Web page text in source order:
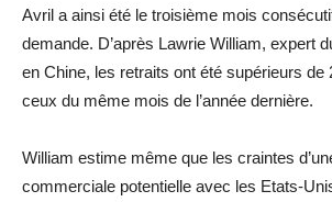
Avril a ainsi été le troisième mois
demande. D’après Lawrie William, expert
en Chine, les retraits ont été supérieurs de
ceux du même mois de l’année dernière.
William estime même que les craintes
commerciale potentielle avec les Etats-